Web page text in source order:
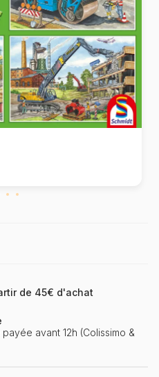
de 45€ d'achat
avant 12h (Colissimo &